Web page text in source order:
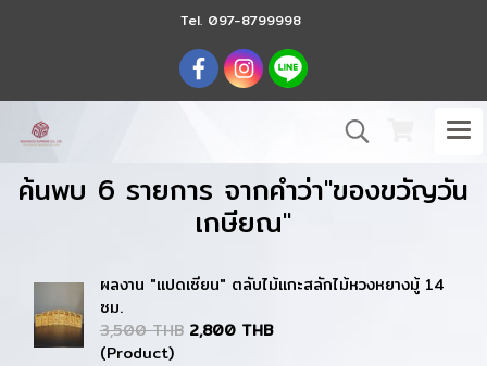
Tel. 097-8799998
ค้นพบ 6 รายการ จากคำว่า"ของขวัญวัน
เกษียณ"
ผลงาน "แปดเซียน" ตลับไม้แกะสลักไม้หวงหยางมู้ 14
ซม.
3,500 THB 2,800 THB
(Product)